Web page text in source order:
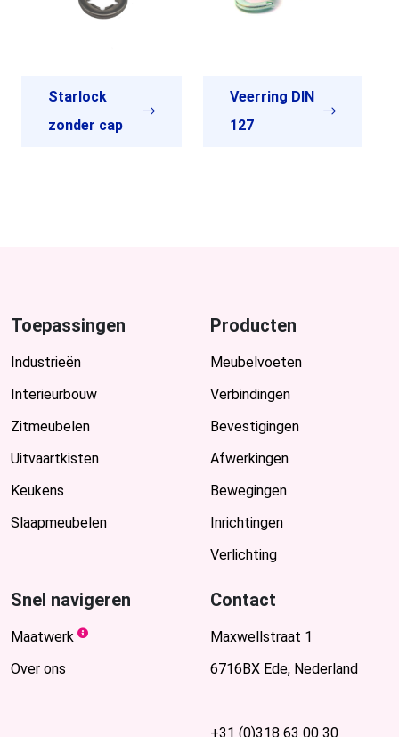
Starlock
zonder cap
Veerring DIN
127
Toepassingen
Industrieën
Interieurbouw
Zitmeubelen
Uitvaartkisten
Keukens
Slaapmeubelen
Producten
Meubelvoeten
Verbindingen
Bevestigingen
Afwerkingen
Bewegingen
Inrichtingen
Verlichting
Snel navigeren
Maatwerk
Over ons
Contact
Maxwellstraat 1
6716BX Ede, Nederland
+31 (0)318 63 00 30